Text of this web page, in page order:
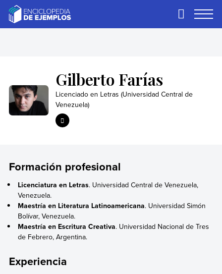
contentEjemplos
Necesitas ejemplos.
Primary
Gilberto Farías
Licenciado en Letras (Universidad Central de
Venezuela)
Formación profesional
Licenciatura en Letras. Universidad Central de Venezuela,
Venezuela.
Maestría en Literatura Latinoamericana. Universidad Simón
Bolívar, Venezuela.
Maestría en Escritura Creativa. Universidad Nacional de Tres
de Febrero, Argentina.
Experiencia